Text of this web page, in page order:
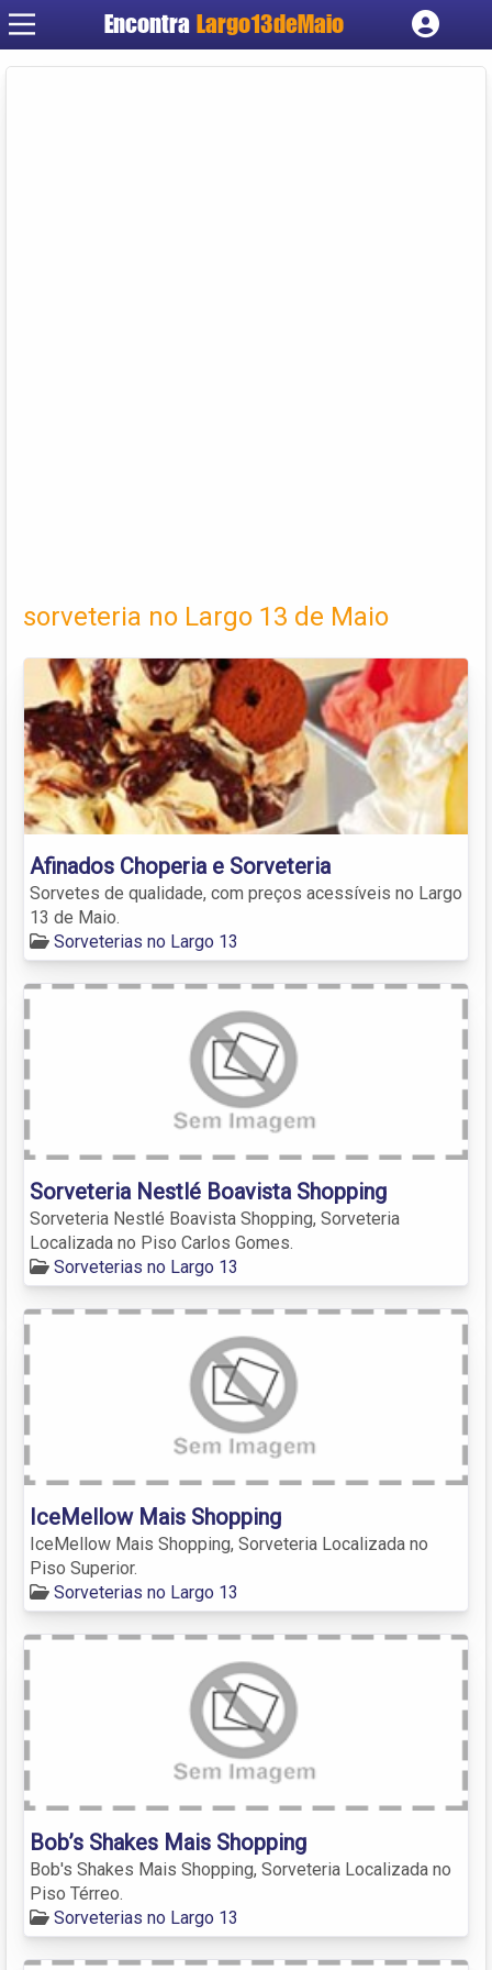
Encontra Largo13deMaio
Cadastrar empresa
sorveteria no Largo 13 de Maio
Afinados Choperia e Sorveteria
Sorvetes de qualidade, com preços acessíveis no Largo
13 de Maio.
Sorveterias no Largo 13
Sorveteria Nestlé Boavista Shopping
Sorveteria Nestlé Boavista Shopping, Sorveteria
Localizada no Piso Carlos Gomes.
Sorveterias no Largo 13
IceMellow Mais Shopping
IceMellow Mais Shopping, Sorveteria Localizada no
Piso Superior.
Sorveterias no Largo 13
Bob’s Shakes Mais Shopping
Bob's Shakes Mais Shopping, Sorveteria Localizada no
Piso Térreo.
Sorveterias no Largo 13